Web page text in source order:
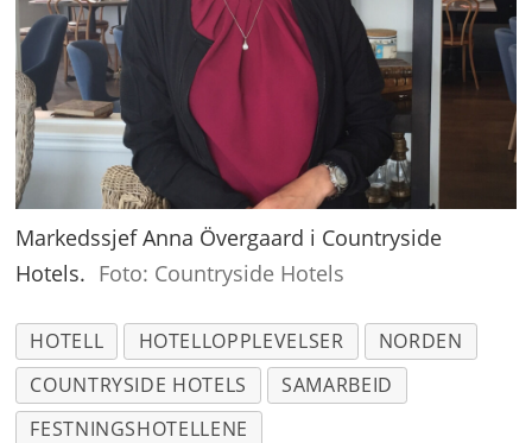
Markedssjef Anna Övergaard i Countryside
Hotels. Foto: Countryside Hotels
HOTELL HOTELLOPPLEVELSER
NORDEN
COUNTRYSIDE HOTELS
SAMARBEID
FESTNINGSHOTELLENE